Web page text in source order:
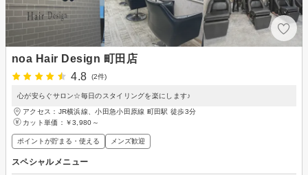
noa Hair Design 町田店
4.8
(2件)
心が安らぐサロン☆毎日のスタイリングを楽にします♪
アクセス：JR横浜線、小田急小田原線 町田駅 徒歩3分
カット単価： ￥3,980～
ポイントが貯まる・使える メンズ歓迎
スペシャルメニュー